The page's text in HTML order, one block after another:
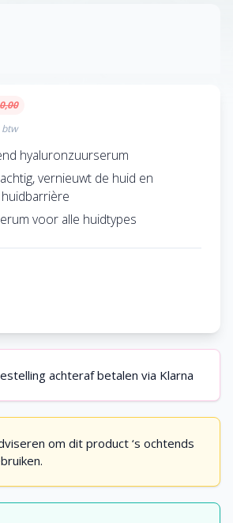
btw
hyaluronzuurserum
vernieuwt de huid en
voor alle huidtypes
achteraf betalen via Klarna
om dit product ‘s ochtends